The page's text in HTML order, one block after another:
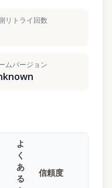
リトライ回数
ムバージョン
よ
く
あ
る
信頼度